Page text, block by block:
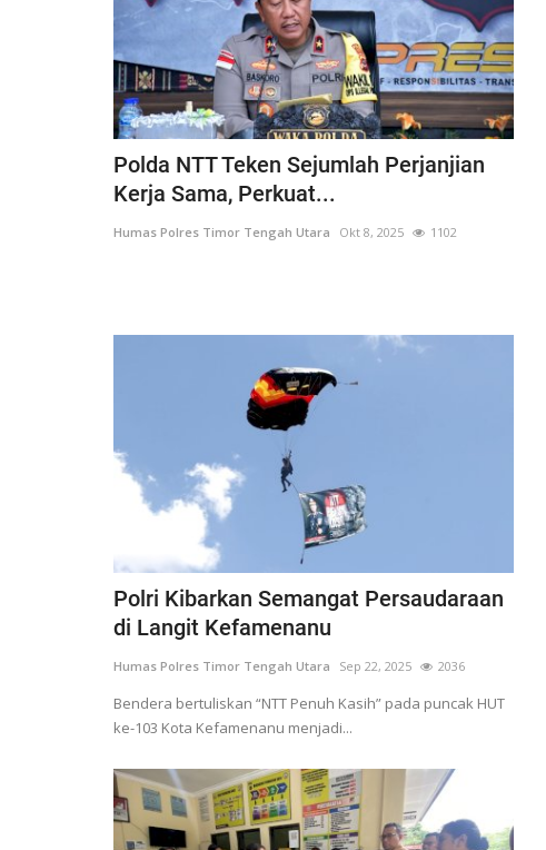
Polda NTT Teken Sejumlah Perjanjian
Kerja Sama, Perkuat...
Humas Polres Timor Tengah Utara Okt 8, 2025 1102
Polri Kibarkan Semangat Persaudaraan
di Langit Kefamenanu
Humas Polres Timor Tengah Utara Sep 22, 2025 2036
Bendera bertuliskan “NTT Penuh Kasih” pada puncak HUT
ke-103 Kota Kefamenanu menjadi...